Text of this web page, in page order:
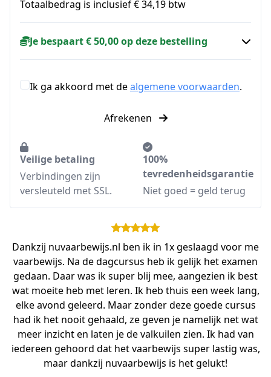
Totaalbedrag is inclusief € 34,19 btw
Je bespaart € 50,00 op deze bestelling
Ik ga akkoord met dealgemene voorwaarden.
Afrekenen
Veilige betaling
Verbindingen zijn
versleuteld met SSL.
100%
tevredenheidsgarantie
Niet goed = geld terug
Dankzij nuvaarbewijs.nl ben ik in 1x geslaagd voor me
vaarbewijs. Na de dagcursus heb ik gelijk het examen
gedaan. Daar was ik super blij mee, aangezien ik best
wat moeite heb met leren. Ik heb thuis een week lang,
elke avond geleerd. Maar zonder deze goede cursus
had ik het nooit gehaald, ze geven je namelijk net wat
meer inzicht en laten je de valkuilen zien. Ik had van
iedereen gehoord dat het vaarbewijs super lastig was,
maar dankzij nuvaarbewijs is het gelukt!